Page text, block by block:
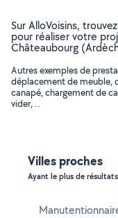
Sur AlloVoisins,
pour réaliser votre
Châteaubourg
Autres exemples de
déplacement de meuble,
canapé, chargement de
vider, ..
Villes proches
Ayant le plus de